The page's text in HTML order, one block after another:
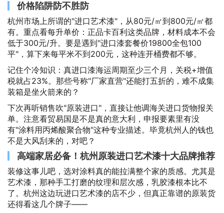
价格陷阱防不胜防
杭州市场上所谓的"进口艺术漆"，从80元/㎡到800元/㎡都
有。重点看每升单价：正品卡百利这类品牌，材料成本不会
低于300元/升。要是遇到"进口漆套餐价19800全包100
平"，算下来每平米不到200元，这种连开桶费都不够。
记住个冷知识：真进口漆海运周期至少三个月，关税+增值
税就占23%。那些号称"厂家直营"还能打五折的，难不成集
装箱是坐火箭来的？
下次再听销售吹"原装进口"，直接让他调海关进口货物报关
单。注意看贸易国是不是真的意大利，申报要素里有没
有"涂料用丙烯酸聚合物"这种专业描述。毕竟杭州人的钱也
不是大风刮来的，对吧？
高端家居必备！杭州原装进口艺术漆十大品牌推荐
装修这事儿吧，选对涂料真的能拉满整个家的质感。尤其是
艺术漆，那种手工打磨的纹理和层次感，乳胶漆根本比不
了。杭州这边玩进口艺术漆的店不少，但真正靠谱的原装货
还得看这几个牌子——